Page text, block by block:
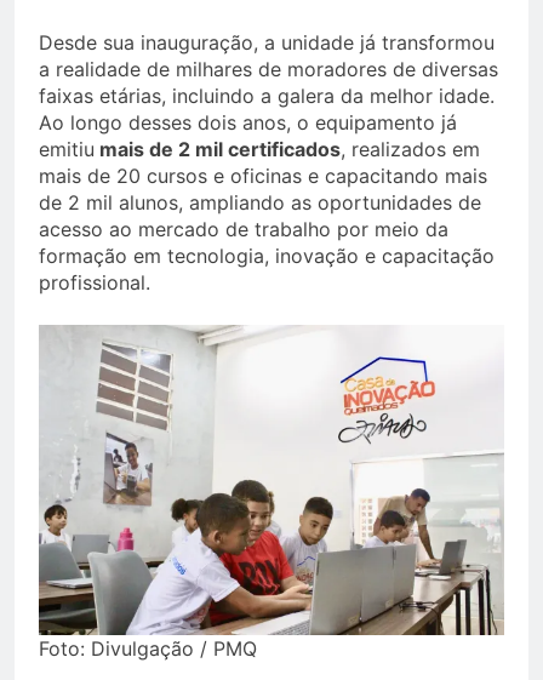
Desde sua inauguração, a unidade já transformou
a realidade de milhares de moradores de diversas
faixas etárias, incluindo a galera da melhor idade.
Ao longo desses dois anos, o equipamento já
emitiu mais de 2 mil certificados, realizados em
mais de 20 cursos e oficinas e capacitando mais
de 2 mil alunos, ampliando as oportunidades de
acesso ao mercado de trabalho por meio da
formação em tecnologia, inovação e capacitação
profissional.
Foto: Divulgação / PMQ